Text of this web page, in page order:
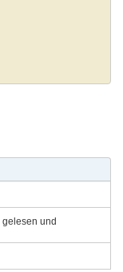
gelesen und